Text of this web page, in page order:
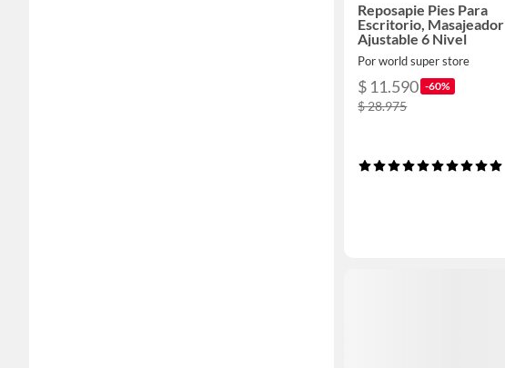
Reposapie Pies Para
Escritorio, Masajeador
Ajustable 6 Nivel
Por world super store
$ 11.590 -60%
$ 28.975